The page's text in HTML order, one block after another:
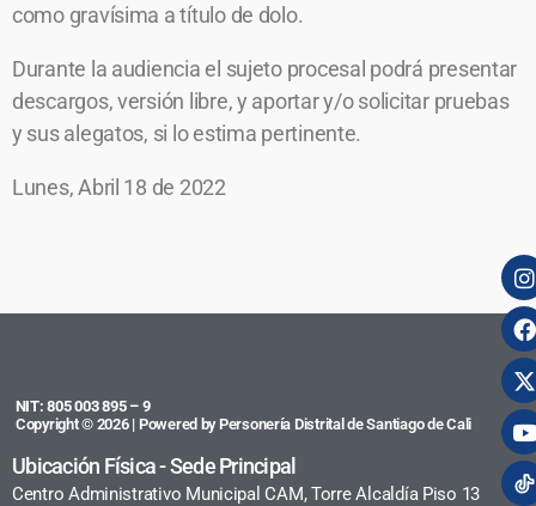
como gravísima a título de dolo.
Durante la audiencia el sujeto procesal podrá presentar
descargos, versión libre, y aportar y/o solicitar pruebas
y sus alegatos, si lo estima pertinente.
Lunes, Abril 18 de 2022
NIT: 805 003 895 – 9
Copyright © 2026 | Powered by Personería Distrital de Santiago de Cali
Ubicación Física - Sede Principal
Centro Administrativo Municipal CAM, Torre Alcaldía Piso 13